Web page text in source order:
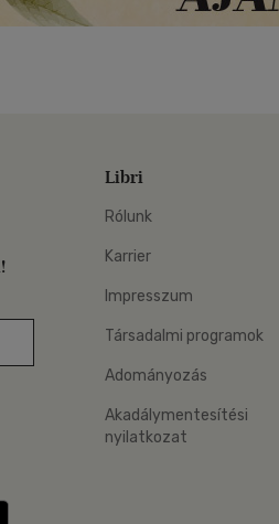
meg: Google Play
Libri
Rólunk
Karrier
Impresszum
Társadalmi programok
Adományozás
Akadálymentesítési
nyilatkozat